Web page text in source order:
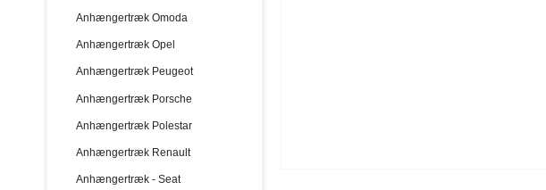
Anhængertræk Omoda
Anhængertræk Opel
Anhængertræk Peugeot
Anhængertræk Porsche
Anhængertræk Polestar
Anhængertræk Renault
Anhængertræk - Seat